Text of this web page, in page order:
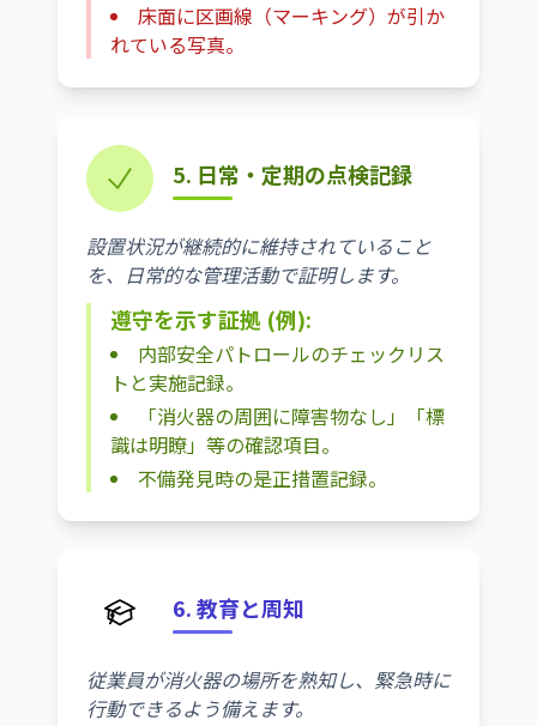
床面に区画線（マーキング）が引か
れている写真。
5. 日常・定期の点検記録
設置状況が継続的に維持されていること
を、日常的な管理活動で証明します。
遵守を示す証拠 (例):
内部安全パトロールのチェックリス
トと実施記録。
「消火器の周囲に障害物なし」「標
識は明瞭」等の確認項目。
不備発見時の是正措置記録。
6. 教育と周知
従業員が消火器の場所を熟知し、緊急時に
行動できるよう備えます。